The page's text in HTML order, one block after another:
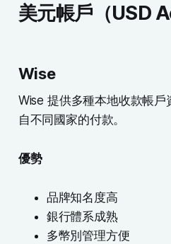
美元帳戶（USD
Wise
Wise 提供多種本地收款帳
自不同國家的付款。
優勢
品牌知名度高
銀行體系成熟
多幣別管理方便